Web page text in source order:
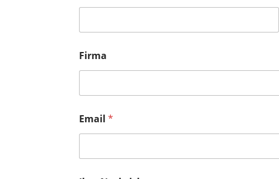
Firma
Email*